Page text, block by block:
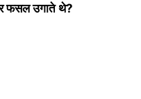
फसल उगाते थे?